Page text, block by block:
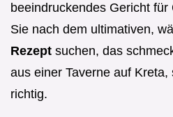
beeindruckendes Gericht
Sie nach dem ultimativen,
Rezept suchen, das
aus einer Taverne auf
richtig.